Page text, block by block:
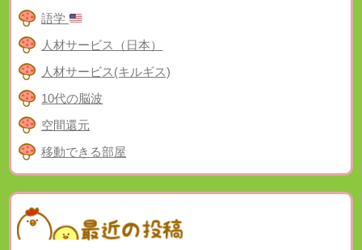
語学
人材サービス（日本）
人材サービス(キルギス)
10代の脳波
空間還元
移動できる部屋